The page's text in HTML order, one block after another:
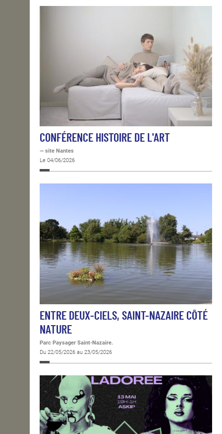
CONFÉRENCE HISTOIRE DE L'ART
— site Nantes
Le 04/06/2026
ENTRE DEUX-CIELS, SAINT-NAZAIRE CÔTÉ
NATURE
Parc Paysager Saint-Nazaire.
Du 22/05/2026 au 23/05/2026